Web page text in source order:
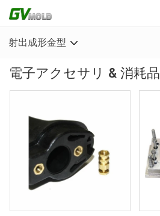
射出成形金型
電子アクセサリ & 消耗品